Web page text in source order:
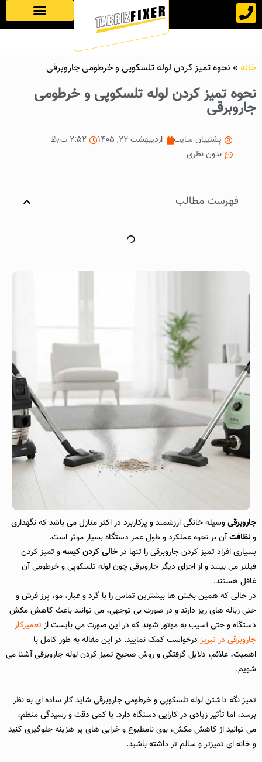
خانه» نحوه تمیز کردن لوله تلسکوپی و خرطومی جاروبرقی
نحوه تمیز کردن لوله تلسکوپی و خرطومی
جاروبرقی
پشتیبان سایت اردیبهشت ۲۲, ۱۴۰۵
۲:۵۲ ب٫ظ
بدون نظری
فهرست مطالب
جاروبرقیوسیله خانگی ارزشمند و پرکاربرد در اکثر منازل می باشد که نگهداری
ونظافتآن بر نحوه عملکرد و طول عمر دستگاه‌ بسیار موثر است.
بسیاری افراد تمیز کردن جاروبرقی را تنها درخالی کردن کیسهو تمیز کردن
فیلتر می بینند و از اجزای دیگر جاروبرقی چون لوله تلسکوپی و خرطومی آن
غافل هستند.
در حالی که همین بخش‌ ها بیشترین تماس را با گرد و غبار، مو، پرز فرش و
حتی زباله‌ های ریز دارند و در صورت بی‌ توجهی، می‌ توانند باعث کاهش مکش
دستگاه و حتی آسیب به موتور شوند که در این صورت می بایست از تعمیرکار
جاروبرقی در تبریز درخواست کمک نمایید. در این مقاله به طور کامل با
اهمیت، علائم، دلایل گرفتگی و روش صحیح تمیز کردن لوله جاروبرقی آشنا می‌
شویم.
تمیز نگه داشتن لوله تلسکوپی و خرطومی جاروبرقی شاید کار ساده‌ ای به نظر
برسد، اما تأثیر زیادی در کارایی دستگاه دارد. با کمی دقت و رسیدگی منظم،
می‌ توانید از کاهش مکش، بوی نامطبوع و خرابی‌ های پر هزینه جلوگیری کنید
و خانه‌ ای تمیزتر و سالم‌ تر داشته باشید.